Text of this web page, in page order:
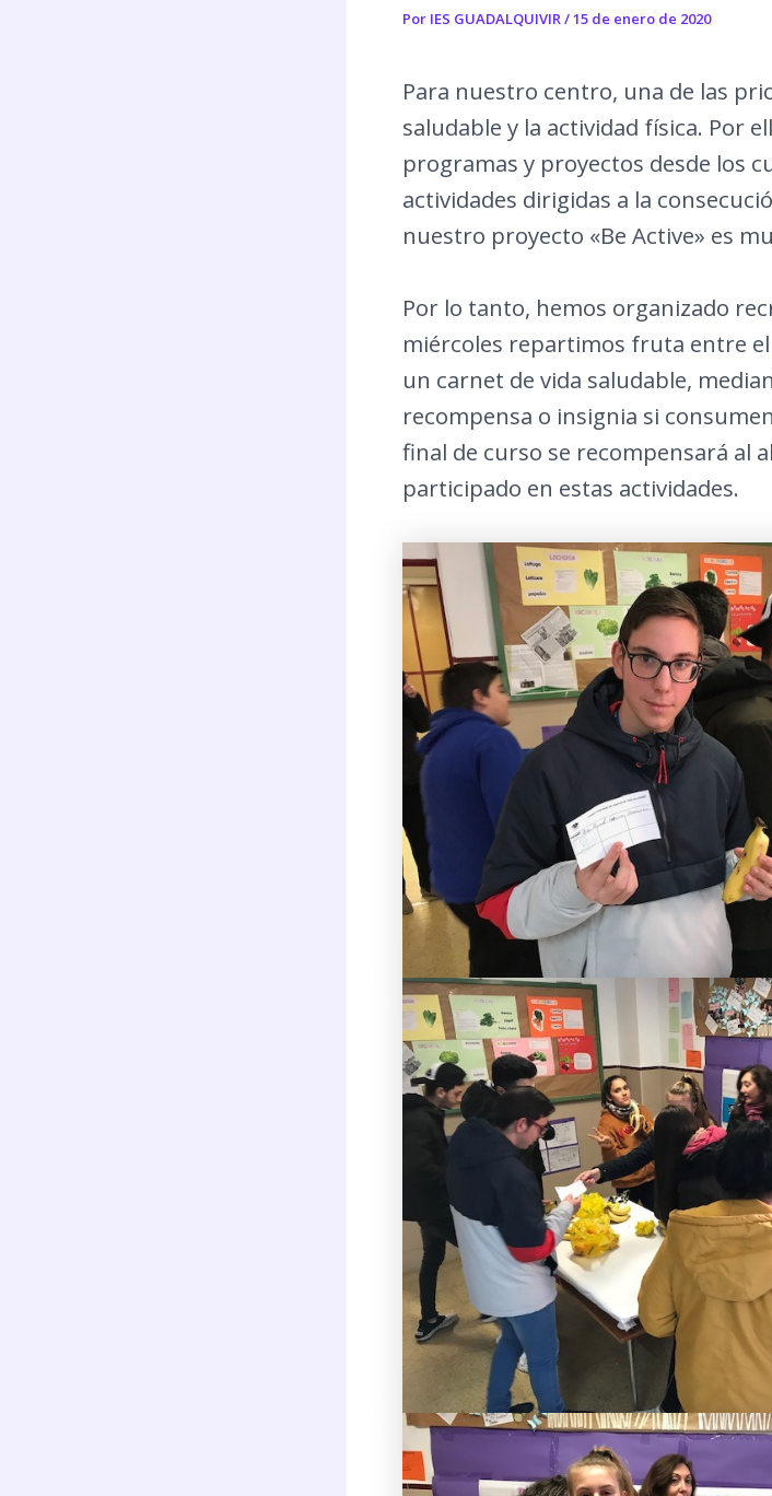
Por IES GUADALQUIVIR/15 de enero de 2020
Para nuestro centro, una de las
saludable y la actividad física. Por
programas y proyectos desde los
actividades dirigidas a la
nuestro proyecto «Be Active» es
Por lo tanto, hemos organizado
miércoles repartimos fruta entre
un carnet de vida saludable,
recompensa o insignia si
final de curso se recompensará al
participado en estas actividades.